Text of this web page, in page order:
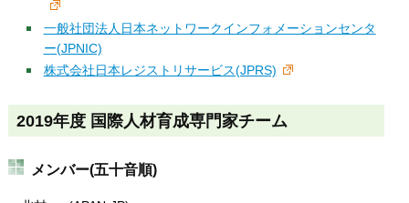
一般社団法人日本ネットワークインフォメーションセンタ
ー(JPNIC)
株式会社日本レジストリサービス(JPRS)
2019年度 国際人材育成専門家チーム
メンバー(五十音順)